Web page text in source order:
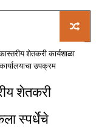
शेतकरी कार्यशाळा
उपक्रम
शेतकरी
स्पर्धेचे